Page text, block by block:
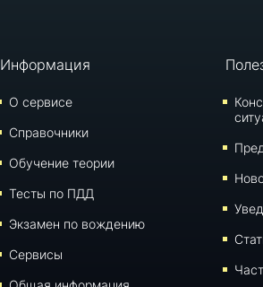
Информация
О сервисе
Справочники
Обучение теории
Тесты по ПДД
Экзамен по вождению
Сервисы